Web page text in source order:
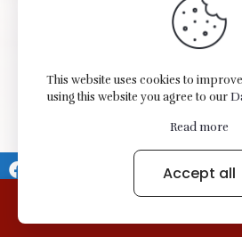
Terms of use Privacy
This website uses cookies to
using this website you agree to our
Read more
Accept all